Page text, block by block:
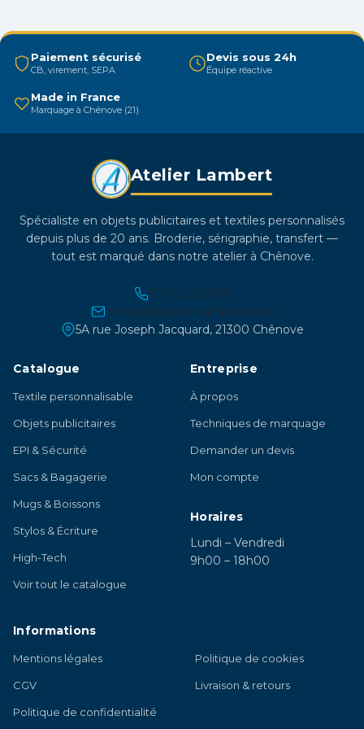
peuvent
être
choisies
page
produit
Paiement sécurisé
CB, virement, SEPA
Devis sous 24h
Équipe réactive
Made in France
Marquage à Chênove (21)
Atelier Lambert
Spécialiste en objets publicitaires et textiles personnalisés
depuis plus de 20 ans. Broderie, sérigraphie, transfert —
tout est marqué dans notre atelier à Chênove.
03 45 21 30 86
contact@atelier-lambert.com
5A rue Joseph Jacquard, 21300 Chênove
Catalogue
Textile personnalisable
Objets publicitaires
EPI & Sécurité
Sacs & Bagagerie
Mugs & Boissons
Stylos & Écriture
High-Tech
Voir tout le catalogue
Entreprise
À propos
Techniques de marquage
Demander un devis
Mon compte
Horaires
Lundi – Vendredi
9h00 – 18h00
Informations
Mentions légales
CGV
Politique de confidentialité
Politique de cookies
Livraison & retours